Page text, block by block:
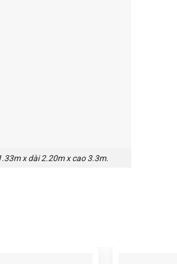
x dài 2.20m x cao 3.3m.